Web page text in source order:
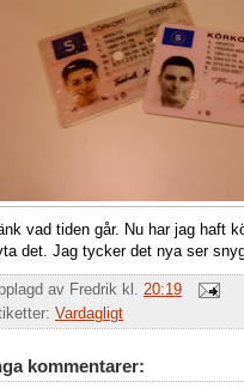
vad tiden går. Nu har jag haft
det. Jag tycker det nya ser
av Fredrik kl. 20:19
Vardagligt
kommentarer: